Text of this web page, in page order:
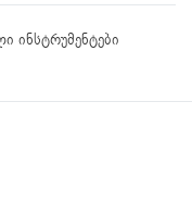
ინსტრუმენტები